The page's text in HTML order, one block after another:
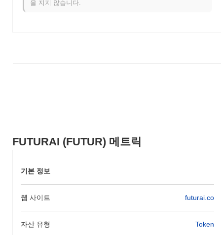
FUTURAI (FUTUR) 메트릭
기본 정보
웹 사이트 futurai.co
자산 유형 Token
다.
을 지지 않습니다.